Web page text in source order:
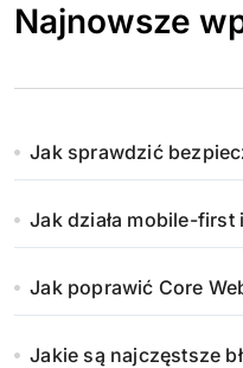
Najnowsze
Jak sprawdzić
Jak działa mobile-first
Jak poprawić Core
Jakie są najczęstsze